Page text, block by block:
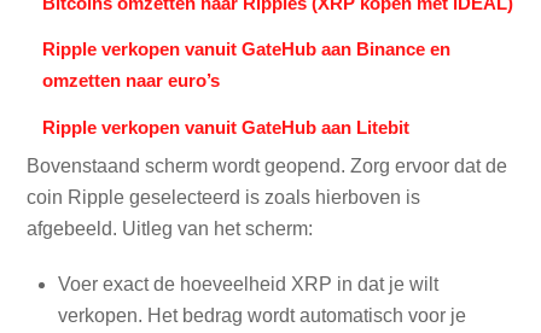
Ripple verkopen vanuit GateHub aan Binance en
omzetten naar euro’s
Ripple verkopen vanuit GateHub aan Litebit
Bovenstaand scherm wordt geopend. Zorg ervoor dat de
coin Ripple geselecteerd is zoals hierboven is
afgebeeld. Uitleg van het scherm:
Voer exact de hoeveelheid XRP in dat je wilt
verkopen. Het bedrag wordt automatisch voor je